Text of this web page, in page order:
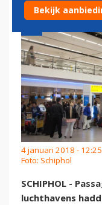
4 januari 2018 -
Foto: Schiphol
SCHIPHOL -
luchthavens
Bekijk